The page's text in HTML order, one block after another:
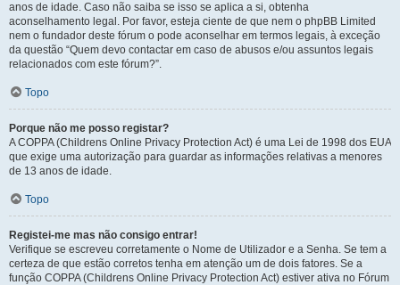
anos de idade. Caso não saiba se isso se aplica a si, obtenha
aconselhamento legal. Por favor, esteja ciente de que nem o phpBB Limited
nem o fundador deste fórum o pode aconselhar em termos legais, à exceção
da questão “Quem devo contactar em caso de abusos e/ou assuntos legais
relacionados com este fórum?”.
Topo
Porque não me posso registar?
A COPPA (Childrens Online Privacy Protection Act) é uma Lei de 1998 dos EUA
que exige uma autorização para guardar as informações relativas a menores
de 13 anos de idade.
Topo
Registei-me mas não consigo entrar!
Verifique se escreveu corretamente o Nome de Utilizador e a Senha. Se tem a
certeza de que estão corretos tenha em atenção um de dois fatores. Se a
função COPPA (Childrens Online Privacy Protection Act) estiver ativa no Fórum